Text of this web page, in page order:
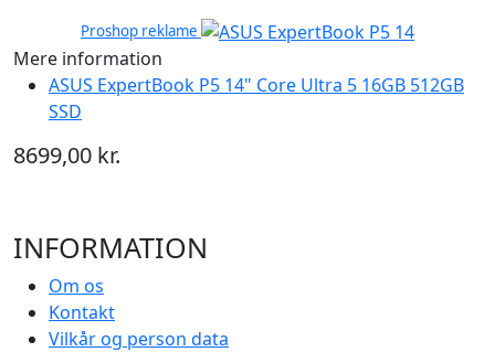
Proshop reklame
Mere information
ASUS ExpertBook P5 14" Core Ultra 5 16GB 512GB
SSD
8699,00 kr.
INFORMATION
Om os
Kontakt
Vilkår og person data